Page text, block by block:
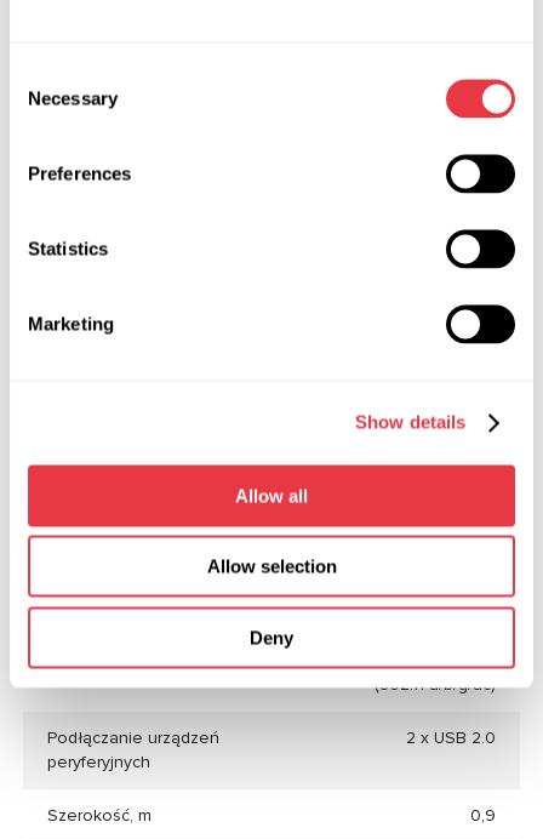
Selection
Necessary
Preferences
Statistics
Marketing
Show details
Allow all
Allow selection
Deny
od 0 do 3000
Regulacja obrotów napędu płynnie
podzespołu
pasowy klinowy /
wieloklinowy
na wyświetlaczu
dotykowym i
dostępnie
Wydruk wyników diagnostycznych
pośrednictwem
zestawie)
(802.11 a/b/g/ac)
Podłączanie urządzeń
peryferyjnych
2 x USB 2.0
Szerokość, m 0,9